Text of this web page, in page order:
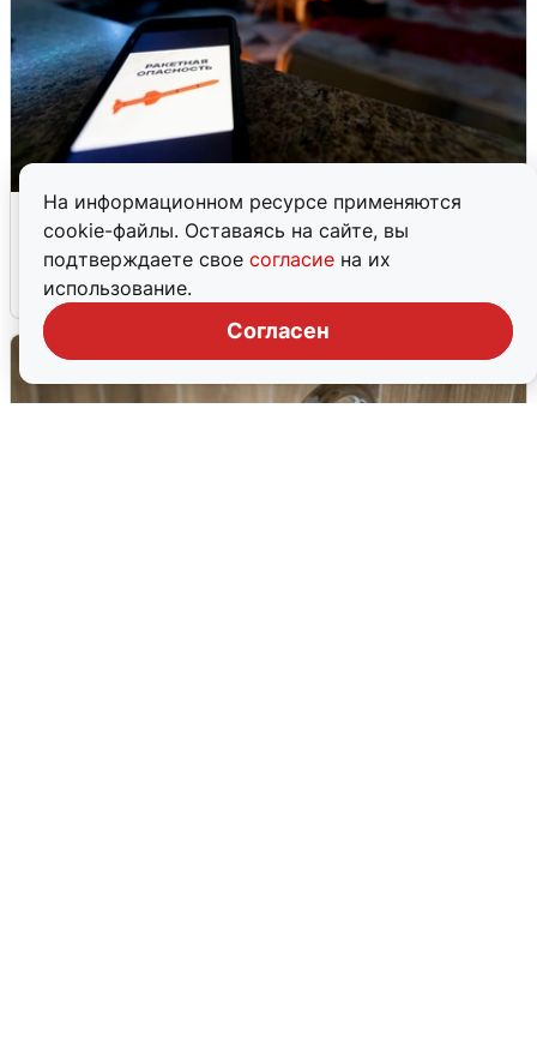
На информационном ресурсе применяются
cookie-файлы. Оставаясь на сайте, вы
подтверждаете свое согласие на их
использование.
Согласен
Ночью в Самарской области завыли
сирены
8 августа 0